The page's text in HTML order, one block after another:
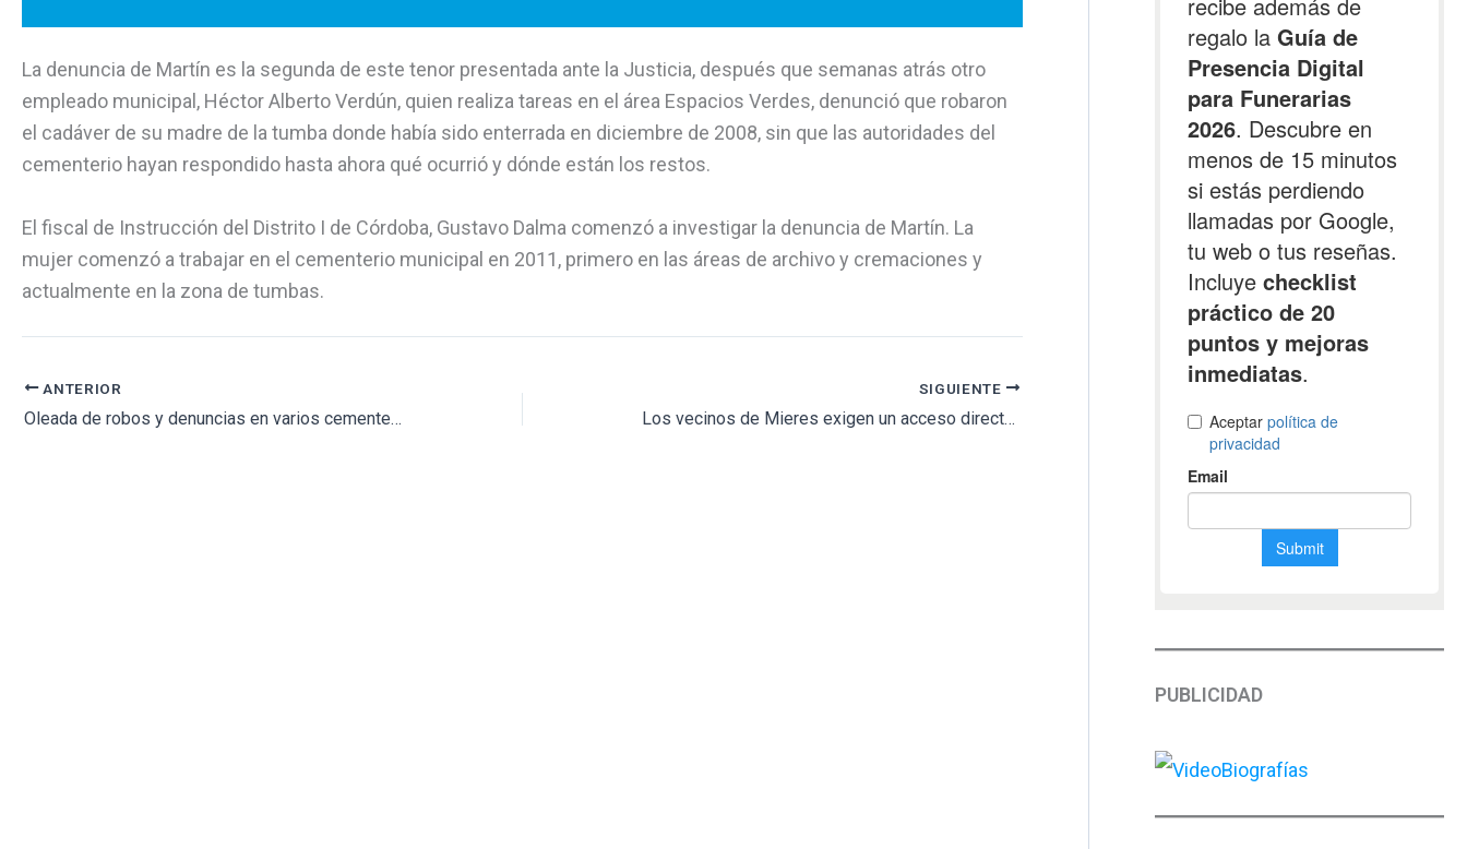
La denuncia de Martín es la segunda de este tenor presentada ante la Justicia, después que semanas atrás otro
empleado municipal, Héctor Alberto Verdún, quien realiza tareas en el área Espacios Verdes, denunció que robaron
el cadáver de su madre de la tumba donde había sido enterrada en diciembre de 2008, sin que las autoridades del
cementerio hayan respondido hasta ahora qué ocurrió y dónde están los restos.
El fiscal de Instrucción del Distrito I de Córdoba, Gustavo Dalma comenzó a investigar la denuncia de Martín. La
mujer comenzó a trabajar en el cementerio municipal en 2011, primero en las áreas de archivo y cremaciones y
actualmente en la zona de tumbas.
ANTERIOR
Oleada de robos y denuncias en varios cementerios de la provincia de Toledo
SIGUIENTE
Los vecinos de Mieres exigen un acceso directo al tanatorio desde San juan y Santo Emiliano
PUBLICIDAD